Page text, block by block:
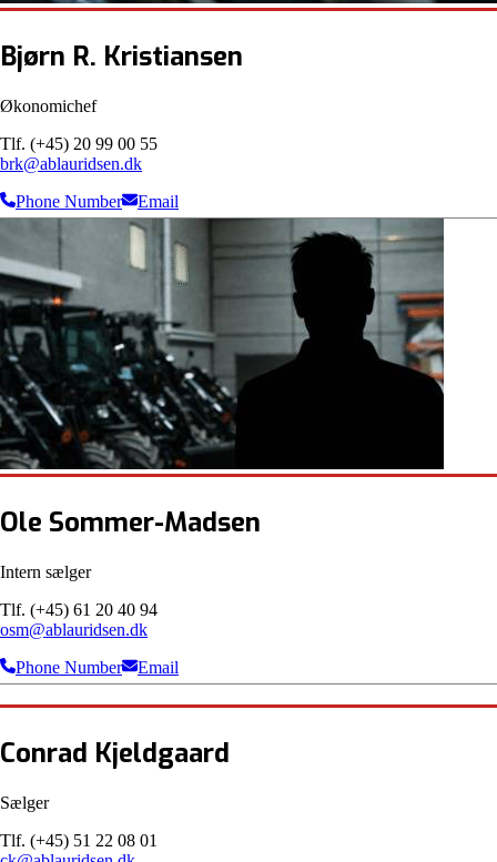
Bjørn R. Kristiansen
Økonomichef
Tlf. (+45) 20 99 00 55
brk@ablauridsen.dk
Phone Number
Email
Ole Sommer-Madsen
Intern sælger
Tlf. (+45) 61 20 40 94
osm@ablauridsen.dk
Phone Number
Email
Conrad Kjeldgaard
Sælger
Tlf. (+45) 51 22 08 01